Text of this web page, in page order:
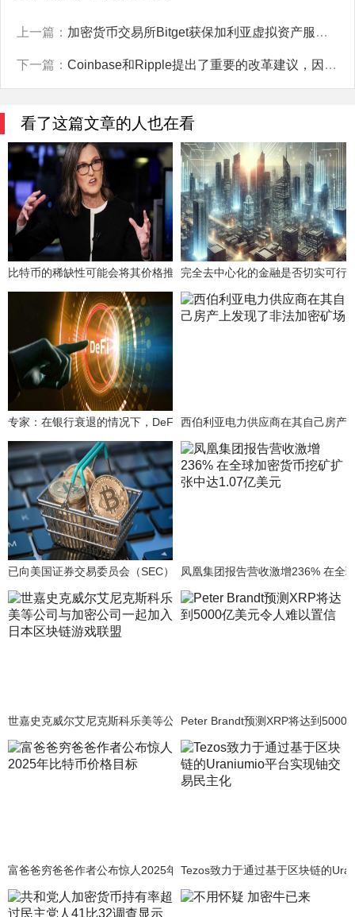
上一篇： 加密货币交易所Bitget获保加利亚虚拟资产服务提供商牌照
下一篇： Coinbase和Ripple提出了重要的改革建议，因为Elon Musk的DOGE意在推动对SEC进行改革。
看了这篇文章的人也在看
比特币的稀缺性可能会将其价格推高至150万美元，Cathie Wood表示
完全去中心化的金融是否切实可行
专家：在银行衰退的情况下，DeFi兴起，去中心化成为一大挑战。
西伯利亚电力供应商在其自己房产
已向美国证券交易委员会（SEC）提交提案，将Bitwise加密基金转换
凤凰集团报告营收激增236% 在全
世嘉史克威尔艾尼克斯科乐美等公司与加密公司一起加入日本区块链游
Peter Brandt预测XRP将达到5000
富爸爸穷爸爸作者公布惊人2025年比特币价格目标Tezos致力于通过基于区块链的